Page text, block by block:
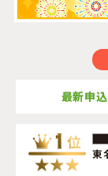
最新申
2026年
旅行に興
ール
に
東